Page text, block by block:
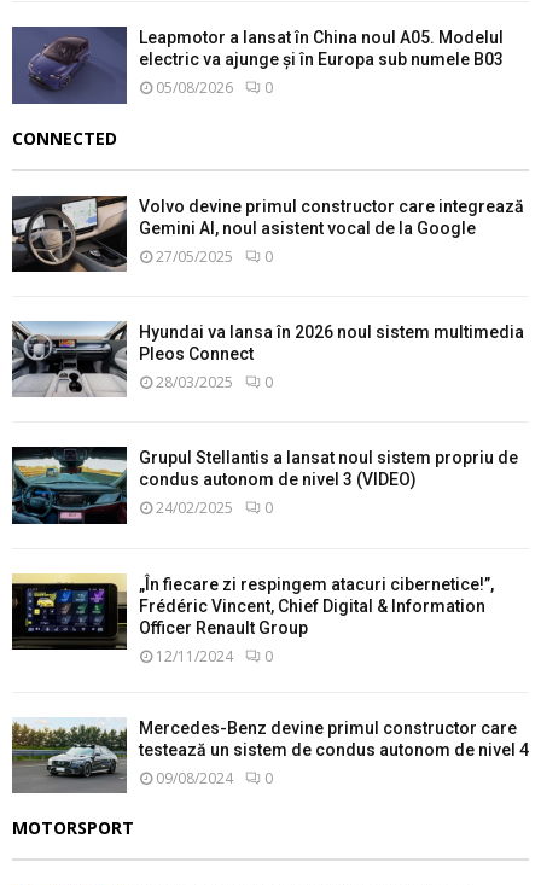
Leapmotor a lansat în China noul A05. Modelul
electric va ajunge și în Europa sub numele B03
05/08/2026 0
CONNECTED
Volvo devine primul constructor care integrează
Gemini AI, noul asistent vocal de la Google
27/05/2025 0
Hyundai va lansa în 2026 noul sistem multimedia
Pleos Connect
28/03/2025 0
Grupul Stellantis a lansat noul sistem propriu de
condus autonom de nivel 3 (VIDEO)
24/02/2025 0
„În fiecare zi respingem atacuri cibernetice!”,
Frédéric Vincent, Chief Digital & Information
Officer Renault Group
12/11/2024 0
Mercedes-Benz devine primul constructor care
testează un sistem de condus autonom de nivel 4
09/08/2024 0
MOTORSPORT